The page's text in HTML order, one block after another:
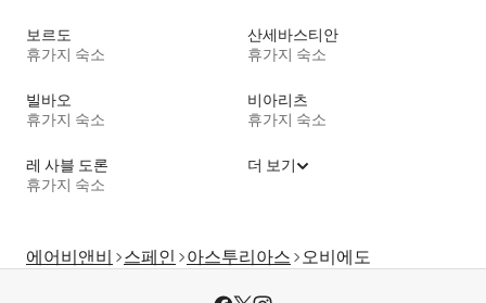
보르도
휴가지 숙소
산세바스티안
휴가지 숙소
빌바오
휴가지 숙소
비아리츠
휴가지 숙소
레 사블 도론
휴가지 숙소
더 보기
에어비앤비 스페인 아스투리아스 오비에도